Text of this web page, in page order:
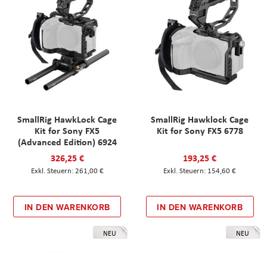
SmallRig HawkLock Cage
Kit for Sony FX5
(Advanced Edition) 6924
326,25 €
261,00 €
IN DEN WARENKORB
SmallRig Hawklock Cage
Kit for Sony FX5 6778
193,25 €
154,60 €
IN DEN WARENKORB
NEU NEU